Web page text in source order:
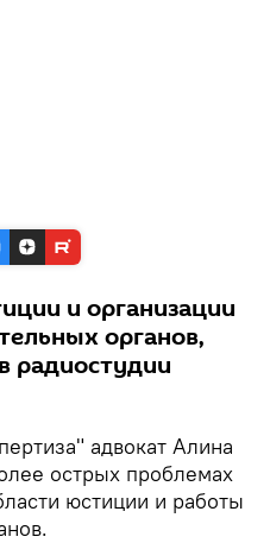
и организации
органов,
радиостудии
адвокат Алина
острых проблемах
юстиции и работы